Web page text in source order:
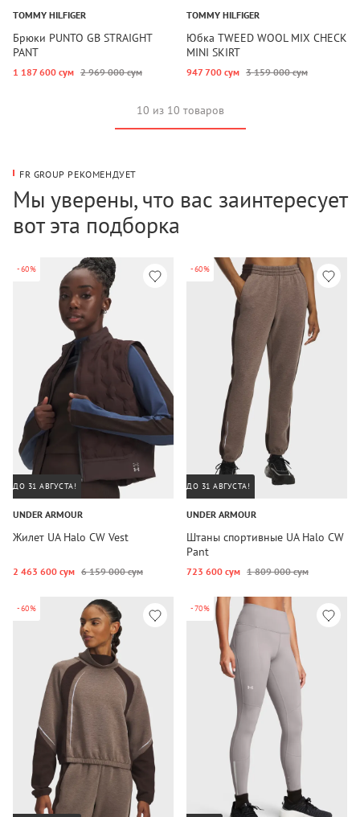
TOMMY HILFIGER
Брюки PUNTO GB STRAIGHT
PANT
1 187 600 сум 2 969 000 сум
TOMMY HILFIGER
Юбка TWEED WOOL MIX CHECK
MINI SKIRT
947 700 сум 3 159 000 сум
10 из 10 товаров
FR GROUP РЕКОМЕНДУЕТ
Мы уверены, что вас заинтересует
вот эта подборка
-60%
ДО 31 АВГУСТА!
UNDER ARMOUR
Жилет UA Halo CW Vest
2 463 600 сум 6 159 000 сум
-60%
ДО 31 АВГУСТА!
UNDER ARMOUR
Штаны спортивные UA Halo CW
Pant
723 600 сум 1 809 000 сум
-60% -70%